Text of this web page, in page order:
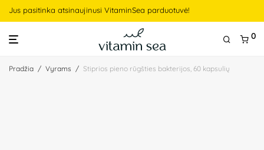
Jus pasitinka atsinaujinusi VitaminSea parduotuvė!
0
Pradžia / Vyrams / Stiprios pieno rūgšties bakterijos, 60 kapsulių